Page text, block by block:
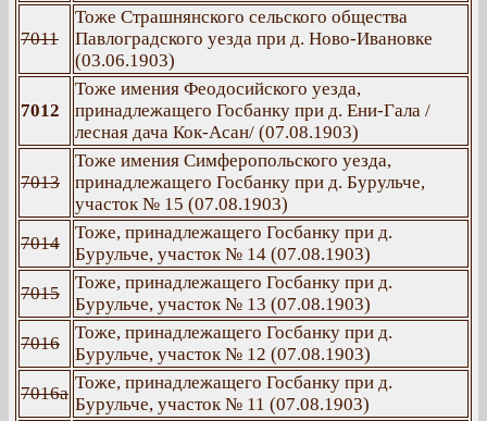
7011
Тоже Страшнянского сельского общества
Павлоградского уезда при д. Ново-Ивановке
(03.06.1903)
7012
Тоже имения Феодосийского уезда,
принадлежащего Госбанку при д. Ени-Гала /
лесная дача Кок-Асан/ (07.08.1903)
7013
Тоже имения Симферопольского уезда,
принадлежащего Госбанку при д. Бурульче,
участок № 15 (07.08.1903)
7014
Тоже, принадлежащего Госбанку при д.
Бурульче, участок № 14 (07.08.1903)
7015
Тоже, принадлежащего Госбанку при д.
Бурульче, участок № 13 (07.08.1903)
7016
Тоже, принадлежащего Госбанку при д.
Бурульче, участок № 12 (07.08.1903)
7016а
Тоже, принадлежащего Госбанку при д.
Бурульче, участок № 11 (07.08.1903)